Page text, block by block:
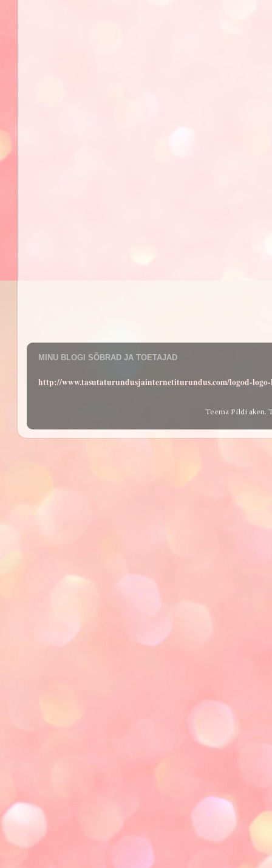
MINU BLOGI SÕBRAD JA TOETAJAD
http://www.tasutaturundusjainternetiturundus.com/logod-
Teema Pildi aken.